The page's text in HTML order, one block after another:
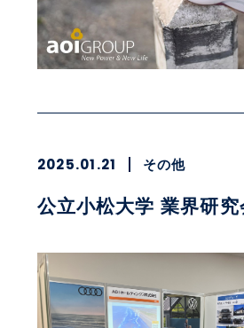
2025.01.21 その他
公立小松大学 業界研究